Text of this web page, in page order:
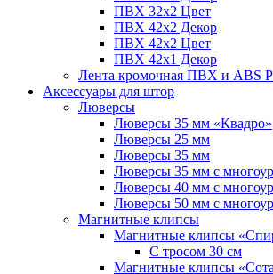
ПВХ 32x2 Цвет
ПВХ 42x2 Декор
ПВХ 42x2 Цвет
ПВХ 42x1 Декор
Лента кромочная ПВХ и ABS
Аксессуары для штор
Люверсы
Люверсы 35 мм «Квадро»
Люверсы 25 мм
Люверсы 35 мм
Люверсы 35 мм с
Люверсы 40 мм с
Люверсы 50 мм с
Магнитные клипсы
Магнитные клипсы
С тросом 30 см
Магнитные клипсы